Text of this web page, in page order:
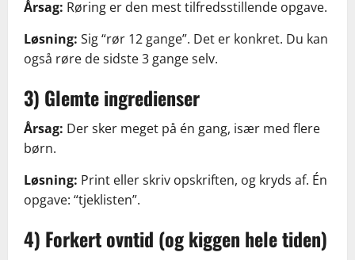
Årsag: Røring er den mest tilfredsstillende opgave.
Løsning: Sig “rør 12 gange”. Det er konkret. Du kan
også røre de sidste 3 gange selv.
3) Glemte ingredienser
Årsag: Der sker meget på én gang, især med flere
børn.
Løsning: Print eller skriv opskriften, og kryds af. Én
opgave: “tjeklisten”.
4) Forkert ovntid (og kiggen hele tiden)